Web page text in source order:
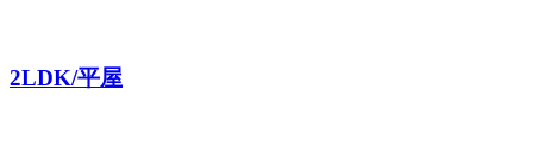
2LDK/平屋